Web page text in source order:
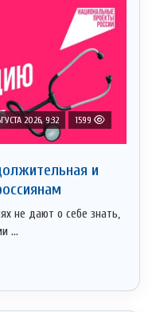
2026, 9:32 1599
и
не дают о себе знать,
...